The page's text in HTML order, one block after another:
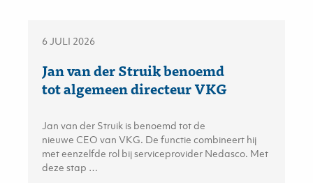
6 JULI 2026
Jan van der Struik benoemd
tot algemeen directeur VKG
Jan van der Struik is benoemd tot de
nieuwe CEO van VKG. De functie combineert hij
met eenzelfde rol bij serviceprovider Nedasco. Met
deze stap …